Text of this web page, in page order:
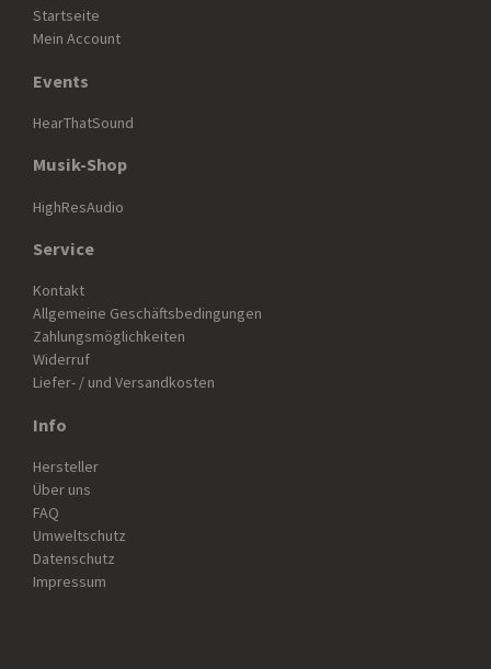
Startseite
Mein Account
Events
HearThatSound
Musik-Shop
HighResAudio
Service
Kontakt
Allgemeine Geschäftsbedingungen
Zahlungsmöglichkeiten
Widerruf
Liefer- / und Versandkosten
Info
Hersteller
Über uns
FAQ
Umweltschutz
Datenschutz
Impressum